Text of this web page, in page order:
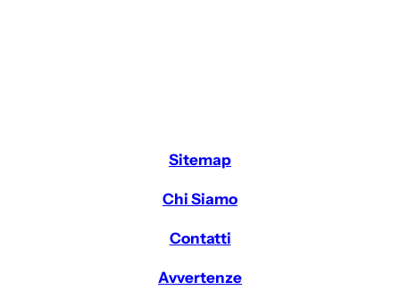
Sitemap
Chi Siamo
Contatti
Avvertenze